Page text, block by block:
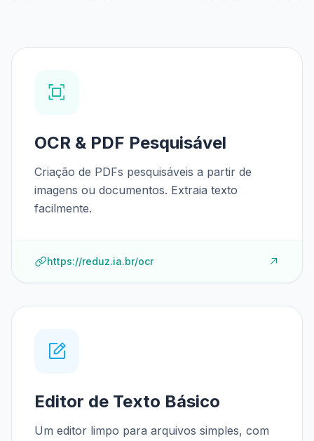
OCR & PDF Pesquisável
Criação de PDFs pesquisáveis a partir de
imagens ou documentos. Extraia texto
facilmente.
https://reduz.ia.br/ocr
Editor de Texto Básico
Um editor limpo para arquivos simples, com